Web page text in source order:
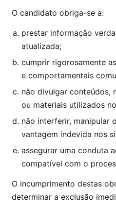
O candidato obriga-se a:
prestar informação
atualizada;
cumprir rigorosamente
e comportamentais
não divulgar conteúdos,
ou materiais utilizados
não interferir, manipular
vantagem indevida nos
assegurar uma conduta
compatível com o
O incumprimento destas
determinar a exclusão